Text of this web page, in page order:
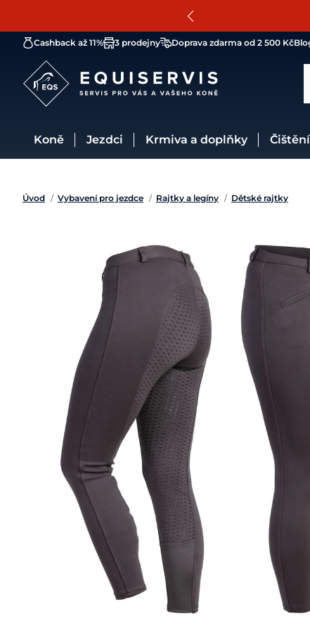
Cashback až 11% 3 prodejny Doprava zdarma od 2 500 Kč
Koně Jezdci Krmiva a doplňky
Úvod / Vybavení pro jezdce / Rajtky a legíny / Dětské rajtky